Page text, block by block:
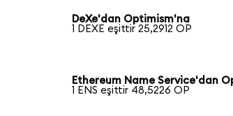
DeXe'dan Optimism'na
1 DEXE eşittir 25,2912 OP
Ethereum Name Service'dan
1 ENS eşittir 48,5226 OP